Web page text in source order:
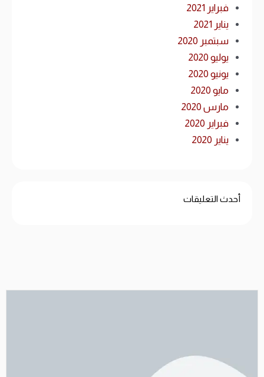
فبراير 2021
يناير 2021
سبتمبر 2020
يوليو 2020
يونيو 2020
مايو 2020
مارس 2020
فبراير 2020
يناير 2020
أحدث التعليقات